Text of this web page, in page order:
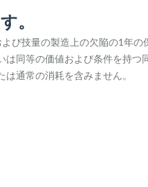
。
び技量の製造上の欠陥の1年
同等の価値および条件を持つ
通常の消耗を含みません。